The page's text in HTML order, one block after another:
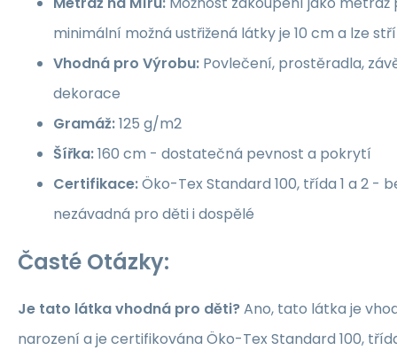
minimální možná ustřižená látky je 10 cm a lze
Vhodná pro Výrobu: Povlečení, prostěradla,
dekorace
Gramáž:125 g/m2
Šířka:160 cm - dostatečná pevnost a pokrytí
Certifikace:Öko-Tex Standard 100, třída 1 a 2 -
nezávadná pro děti i dospělé
Časté Otázky:
Je tato látka vhodná pro děti?Ano, tato látka je
narození a je certifikována Öko-Tex Standard 100,